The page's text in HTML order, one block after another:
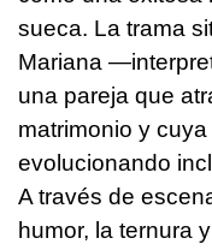
sueca. La trama
Mariana
una pareja que
matrimonio y
evolucionando
A través de
humor, la ternura